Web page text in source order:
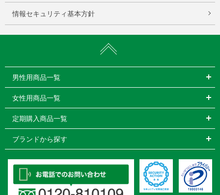
情報セキュリティ基本方針
男性用商品一覧
女性用商品一覧
定期購入商品一覧
ブランドから探す